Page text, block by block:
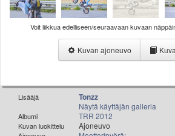
Lisää uusi tapahtuma
UUTISET
Valitse paikkakunta
Helsingin sää
Turun sää
Kuopion sää
Voit liikkua edelliseen/seuraavaan kuvaan
Kuvan ajoneuvo
Lisääjä Tonzz
Näytä käyttäjän galleria
Albumi TRR 2012
Kuvan luokittelu Ajoneuvo